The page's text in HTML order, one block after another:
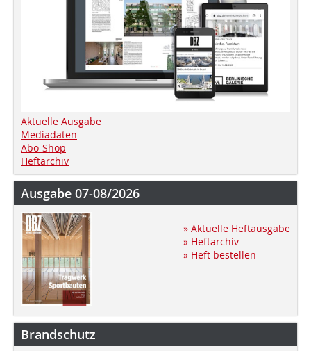
Aktuelle Ausgabe
Mediadaten
Abo-Shop
Heftarchiv
Ausgabe 07-08/2026
» Aktuelle Heftausgabe
» Heftarchiv
» Heft bestellen
Brandschutz